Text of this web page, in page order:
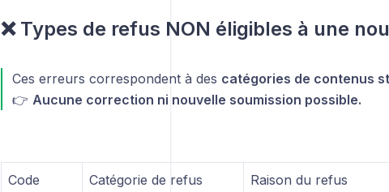
❌ Types de refus NON éligibles à une
Ces erreurs correspondent à des catégories de contenus
👉 Aucune correction ni nouvelle soumission possible.
Code
Catégorie de refus Raison du refus